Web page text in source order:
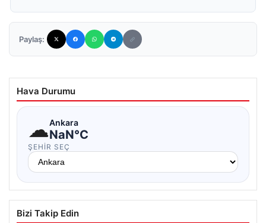
Paylaş:
Hava Durumu
☁Ankara
NaN°C
ŞEHIR SEÇ
Bizi Takip Edin